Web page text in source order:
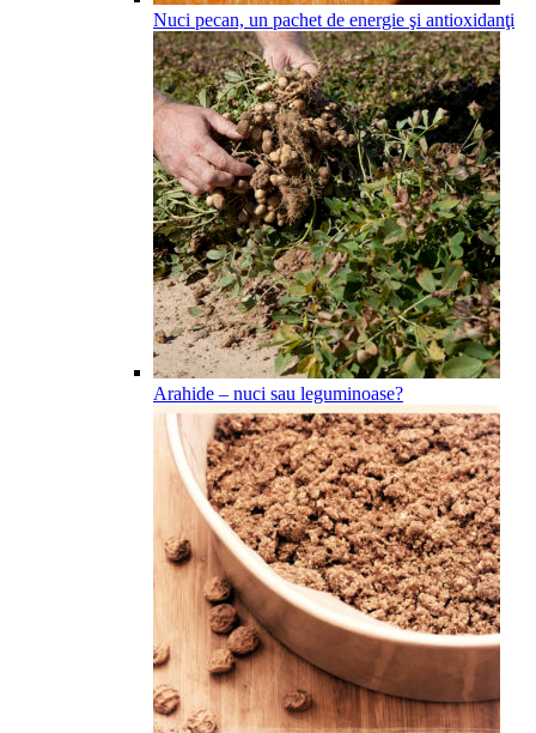
Nuci pecan, un pachet de energie şi antioxidanţi
Arahide – nuci sau leguminoase?